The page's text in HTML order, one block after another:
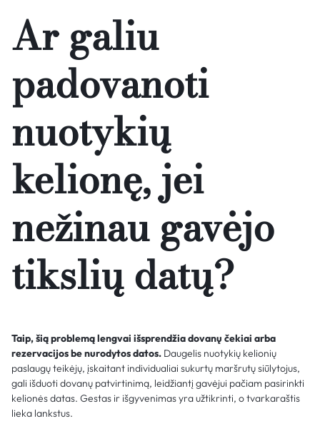
Ar galiu
padovanoti
nuotykių
kelionę, jei
nežinau gavėjo
tikslių datų?
Taip, šią problemą lengvai išsprendžia dovanų čekiai arba
rezervacijos be nurodytos datos. Daugelis nuotykių kelionių
paslaugų teikėjų, įskaitant individualiai sukurtų maršrutų siūlytojus,
gali išduoti dovanų patvirtinimą, leidžiantį gavėjui pačiam pasirinkti
kelionės datas. Gestas ir išgyvenimas yra užtikrinti, o tvarkaraštis
lieka lankstus.